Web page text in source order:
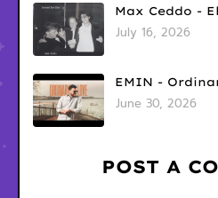
Max Ceddo -
July 16, 2026
EMIN -
June 30, 2026
POST A